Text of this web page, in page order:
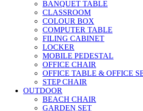
BANQUET TABLE
CLASSROOM
COLOUR BOX
COMPUTER TABLE
FILING CABINET
LOCKER
MOBILE PEDESTAL
OFFICE CHAIR
OFFICE TABLE & OFFICE
STEP CHAIR
OUTDOOR
BEACH CHAIR
GARDEN SET